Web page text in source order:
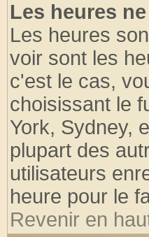
Les heures
Les heures
voir sont les
c'est le cas,
choisissant le
York, Sydney,
plupart des
utilisateurs
heure pour le
Revenir en